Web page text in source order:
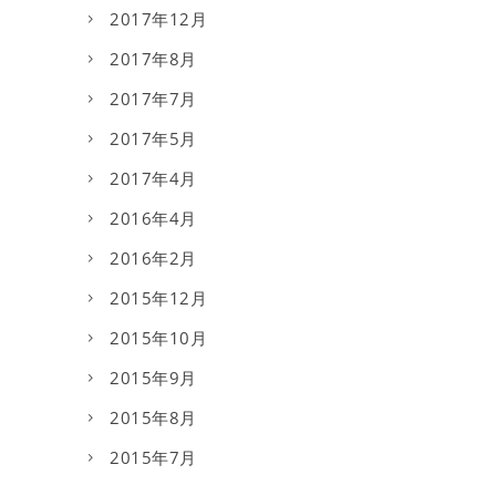
2017年12月
2017年8月
2017年7月
2017年5月
2017年4月
2016年4月
2016年2月
2015年12月
2015年10月
2015年9月
2015年8月
2015年7月